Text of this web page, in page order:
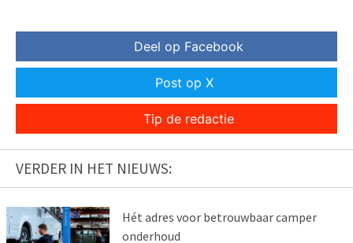
Deel op Facebook
Post op X
Tip de redactie
VERDER IN HET NIEUWS:
Hét adres voor betrouwbaar camper
onderhoud